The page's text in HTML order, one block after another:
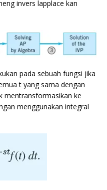
invers lapplace kan
pada sebuah fungsi jika
t yang sama dengan
mentransformasikan ke
menggunakan integral